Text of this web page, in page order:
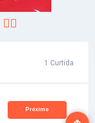
❤️‍🔥
1 Curtida
Próximo